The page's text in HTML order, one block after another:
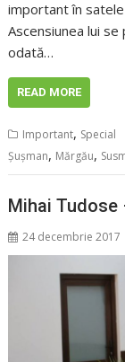
important în
Ascensiunea lui
odată…
READ MORE
Important, Special
Șușman, Mărgău,
Mihai Tudose
24 decembrie 2017